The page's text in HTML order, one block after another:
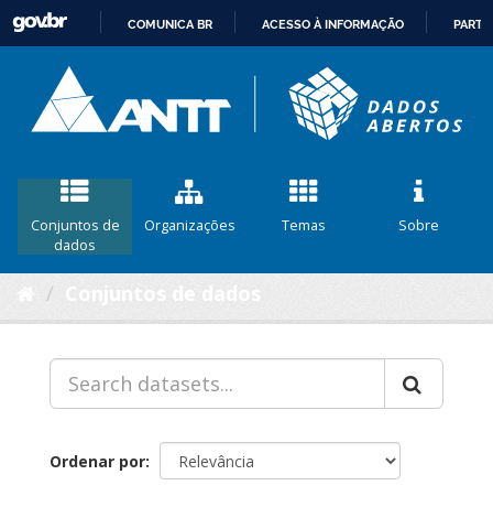
CONTEÚDO
COMUNICA BR ACESSO À INFORMAÇÃO
Conjuntos de
dados
Organizações Temas Sobre
Ordenar por